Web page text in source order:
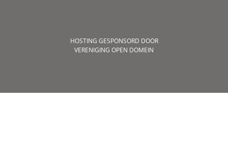
HOSTING GESPONSORD DOOR
VERENIGING OPEN DOMEIN